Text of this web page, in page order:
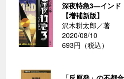
深夜特急3―インド
【増補新版】
沢木耕太郎／著
2020/08/10
693円（税込）